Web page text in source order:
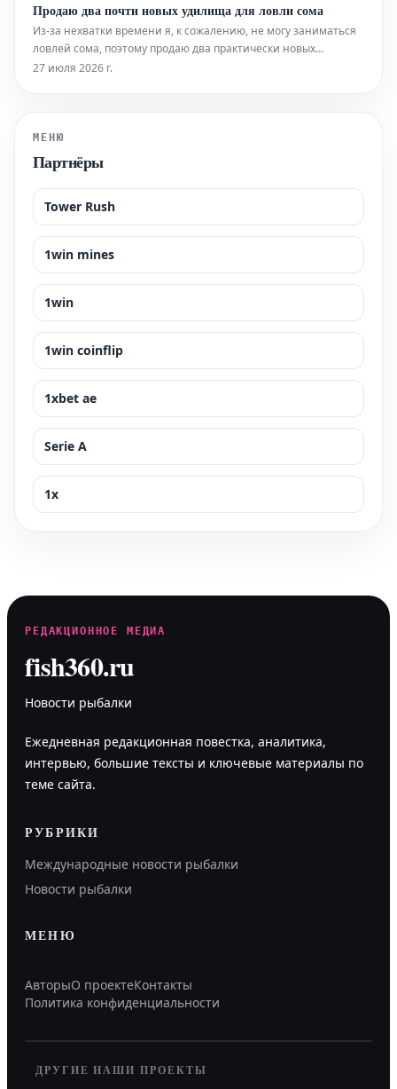
рыбопромыслового флота (АСРФ), направлена на сохранение
ценного ресур
Продаю два почти новых удилища для ловли сома
Из-за нехватки времени я, к сожалению, не могу заниматься
ловлей сома, поэтому продаю два практически новых
удилища, чтобы освободить место. DAM Madcat Heavy Duty,
27 июля 2026 г.
МЕНЮ
Партнёры
Tower Rush
1win mines
1win
1win coinflip
1xbet ae
Serie A
1x
РЕДАКЦИОННОЕ МЕДИА
fish360.ru
Новости рыбалки
Ежедневная редакционная повестка, аналитика,
интервью, большие тексты и ключевые материалы по
теме сайта.
РУБРИКИ
Международные новости рыбалки
Новости рыбалки
МЕНЮ
АвторыО проектеКонтакты
Политика конфиденциальности
ДРУГИЕ НАШИ ПРОЕКТЫ